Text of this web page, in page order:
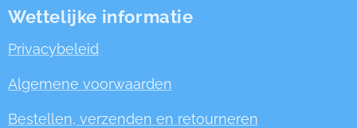
Wettelijke informatie
Privacybeleid
Algemene voorwaarden
Bestellen, verzenden en retourneren